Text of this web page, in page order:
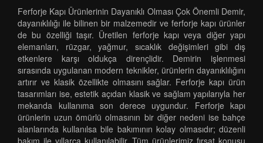
Ferforje Kapı Ürünlerinin Dayanıklı Olması Çok Önemli Demir,
dayanıklılığı ile bilinen bir malzemedir ve ferforje kapı ürünler
de bu özelliği taşır. Üretilen ferforje kapı veya diğer yapı
elemanları, rüzgar, yağmur, sıcaklık değişimleri gibi dış
etkenlere karşı oldukça dirençlidir. Demirin işlenmesi
sırasında uygulanan modern teknikler, ürünlerin dayanıklılığını
artırır ve klasik özellikte olmasını sağlar. Ferforje kapı ürün
tasarımları ise, estetik açıdan klasik ve sağlam yapılarıyla her
mekanda kullanıma son derece uygundur. Ferforje kapı
ürünlerin uzun ömürlü olmasının bir diğer nedeni ise bahçe
alanlarında kullanılsa bile bakımının kolay olmasıdır; düzenli
bakım ile yıllarca kullanılabilir. Tüm ürünlerimiz fırsat konusu